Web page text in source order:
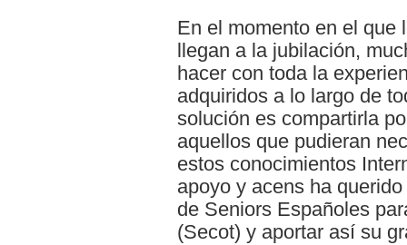
En el momento en el que
llegan a la jubilación,
hacer con toda la
adquiridos a lo largo de
solución es compartirla
aquellos que pudieran
estos conocimientos
apoyo y acens ha
de Seniors Españoles
(Secot) y aportar así su